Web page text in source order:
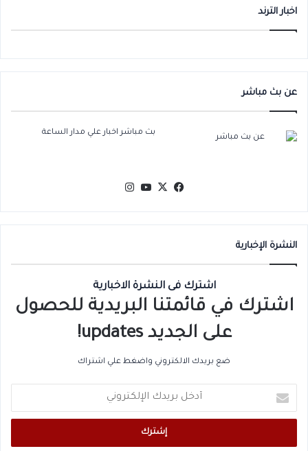
اخبار الترند
عن بث مباشر
بث مباشر اخبار علي مدار الساعة
فيسبوك
‫X
‫YouTube
النشرة الإخبارية
اشترك فى النشرة الاخبارية
اشترك في قائمتنا البريدية للحصول
على الجديد updates!
ضع بريدك الالكتروني واضغط علي اشتراك
بريدك
الإلكتروني